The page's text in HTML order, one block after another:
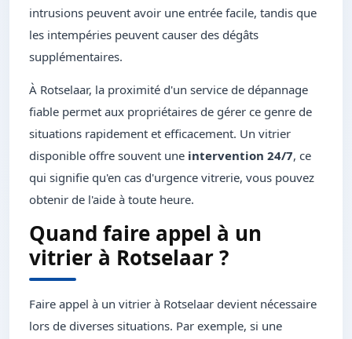
intrusions peuvent avoir une entrée facile, tandis que
les intempéries peuvent causer des dégâts
supplémentaires.
À Rotselaar, la proximité d'un service de dépannage
fiable permet aux propriétaires de gérer ce genre de
situations rapidement et efficacement. Un vitrier
disponible offre souvent une intervention 24/7, ce
qui signifie qu'en cas d'urgence vitrerie, vous pouvez
obtenir de l'aide à toute heure.
Quand faire appel à un
vitrier à Rotselaar ?
Faire appel à un vitrier à Rotselaar devient nécessaire
lors de diverses situations. Par exemple, si une